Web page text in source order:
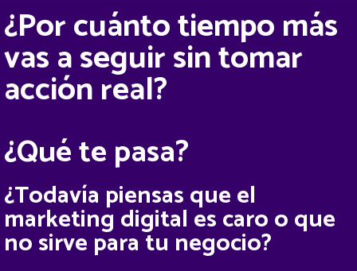
¿Por cuánto tiempo más
vas a seguir sin tomar
acción real?
¿Qué te pasa?
¿Todavía piensas que el
marketing digital es caro o que
no sirve para tu negocio?